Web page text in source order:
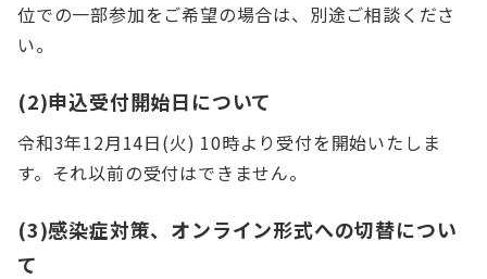
位での一部参加をご希望の場合は、別途ご相談くださ
い。
(2)申込受付開始日について
令和3年12月14日(火) 10時より受付を開始いたしま
す。それ以前の受付はできません。
(3)感染症対策、オンライン形式への切替につい
て